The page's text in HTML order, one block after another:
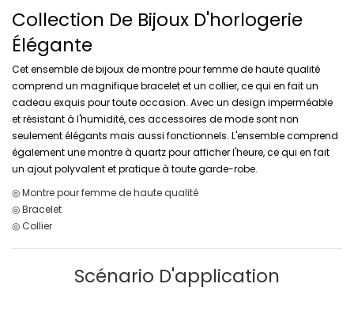
Collection De Bijoux D'horlogerie
Élégante
Cet ensemble de bijoux de montre pour femme de haute qualité
comprend un magnifique bracelet et un collier, ce qui en fait un
cadeau exquis pour toute occasion. Avec un design imperméable
et résistant à l'humidité, ces accessoires de mode sont non
seulement élégants mais aussi fonctionnels. L'ensemble comprend
également une montre à quartz pour afficher l'heure, ce qui en fait
un ajout polyvalent et pratique à toute garde-robe.
◎ Montre pour femme de haute qualité
◎ Bracelet
◎ Collier
Scénario D'application